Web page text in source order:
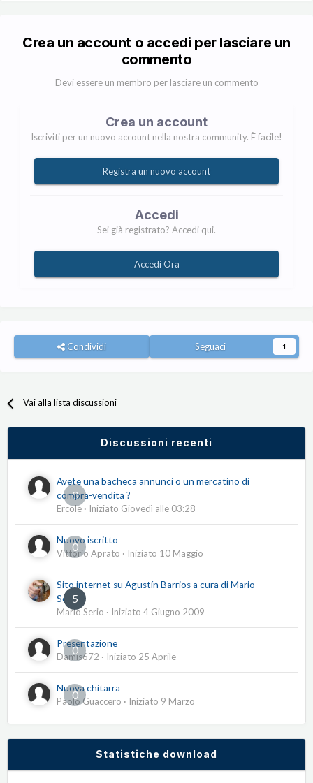
Crea un account o accedi per lasciare un
commento
Devi essere un membro per lasciare un commento
Crea un account
Iscriviti per un nuovo account nella nostra community. È facile!
Registra un nuovo account
Accedi
Sei già registrato? Accedi qui.
Accedi Ora
Condividi Seguaci 1
Vai alla lista discussioni
Discussioni recenti
0
Avete una bacheca annunci o un mercatino di
compra-vendita ?
Ercole · Iniziato Giovedì alle 03:28
0
Nuovo iscritto
Vittorio Aprato · Iniziato 10 Maggio
5
Sito internet su Agustín Barrios a cura di Mario
Serio
Mario Serio · Iniziato 4 Giugno 2009
0
Presentazione
Damis672 · Iniziato 25 Aprile
0
Nuova chitarra
Paolo Guaccero · Iniziato 9 Marzo
Statistiche download